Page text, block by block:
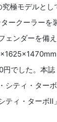
極モデルと
ークーラーを
ェンダーを備
でした。本
ティ・ター
ィ・ターボII